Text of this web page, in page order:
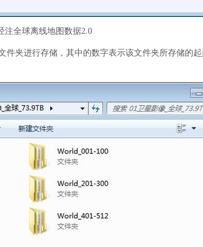
注全球离线地图数据2.0
件夹进行存储，其中的数字表示该文件夹所存储的